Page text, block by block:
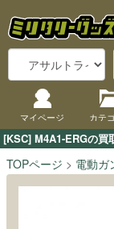
[KSC] M4A1-ERGの買
マイページ カテ
TOPページ 電動ガ